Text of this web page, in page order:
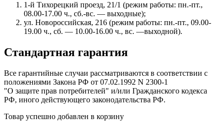
1-й Тихорецкий проезд, 21/1 (режим работы: пн.-пт.,
08.00-17.00 ч., сб.-вс. — выходные);
ул. Новороссийская, 216 (режим работы: пн.-пт., 09.00-
19.00 ч., сб. — 10.00-16.00 ч., вс. —выходной).
Стандартная гарантия
Все гарантийные случаи рассматриваются в соответствии с
положениями Закона РФ от 07.02.1992 N 2300-1
"О защите прав потребителей" и/или Гражданского кодекса
РФ, иного действующего законодательства РФ.
Товар успешно добавлен в корзину